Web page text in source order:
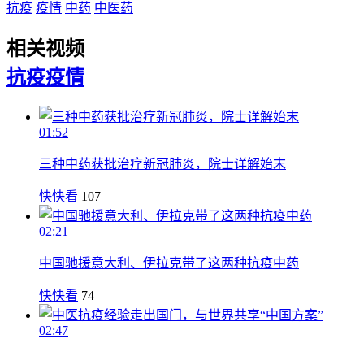
抗疫 疫情 中药 中医药
相关视频
抗疫疫情
01:52
三种中药获批治疗新冠肺炎，院士详解始末
快快看 107
02:21
中国驰援意大利、伊拉克带了这两种抗疫中药
快快看 74
02:47